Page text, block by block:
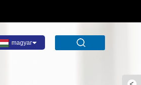
magyar